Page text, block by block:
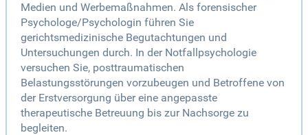
Medien und Werbemaßnahmen. Als forensischer
Psychologe/Psychologin führen Sie
gerichtsmedizinische Begutachtungen und
Untersuchungen durch. In der Notfallpsychologie
versuchen Sie, posttraumatischen
Belastungsstörungen vorzubeugen und Betroffene von
der Erstversorgung über eine angepasste
therapeutische Betreuung bis zur Nachsorge zu
begleiten.